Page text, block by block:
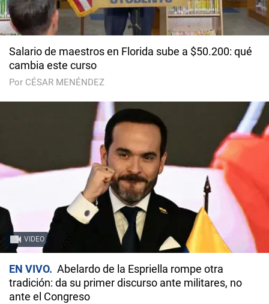
Salario de maestros en Florida sube a $50.200: qué
cambia este curso
Por CÉSAR MENÉNDEZ
VIDEO
EN VIVO
Abelardo de la Espriella rompe otra
tradición: da su primer discurso ante militares, no
ante el Congreso